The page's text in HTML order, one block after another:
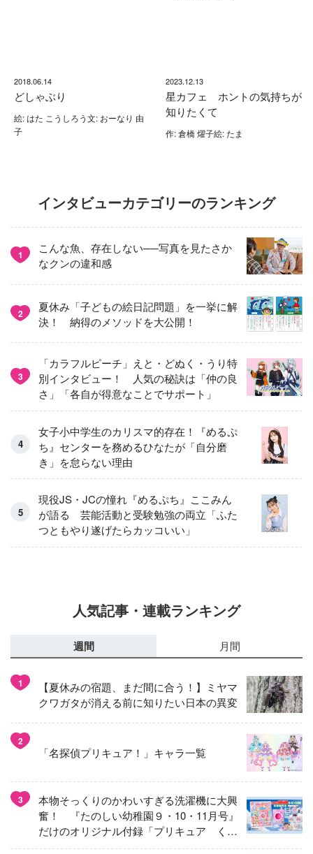
2018.06.14
どしゃぶり
絵: はた こうしろう文: おーなり 由
子
2023.12.13
星カフェ ホントの気持ちが
知りたくて
作: 倉橋 燿子絵: たま
インタビューカテゴリーのランキング
1
こんな魚、存在しない──写真を見たさか
なクンの違和感
2
夏休み「子どもの絵日記問題」を一挙に解
決！ 納得のメソッドを大公開！
3
「カラフルピーチ」えと・どぬく・うり特
別インタビュー！ 人気の秘訣は「仲の良
さ」「各自が得意なことでサポート」
女子小中学生のカリスマ的存在！『めるぷ
ち』センターを務めるひなたが「自分磨
き」を怠らない理由
現役JS・JCの憧れ『めるぷち』ここみん
が語る 芸能活動と受験勉強の両立「ふた
つともやり遂げたらカッコいい」
人気記事・連載ランキング
週間 月間
1
【夏休みの宿題、まだ間に合う！】ミヤマ
クワガタが消える前に知りたい日本の異変
2
「名探偵プリキュア！」キャラ一覧
3
本物そっくりのかわいすぎる洗濯機に大興
奮！ 『たのしい幼稚園９・10・11月号』
だけのオリジナル付録「プリキュア くる
くるせんたくき」